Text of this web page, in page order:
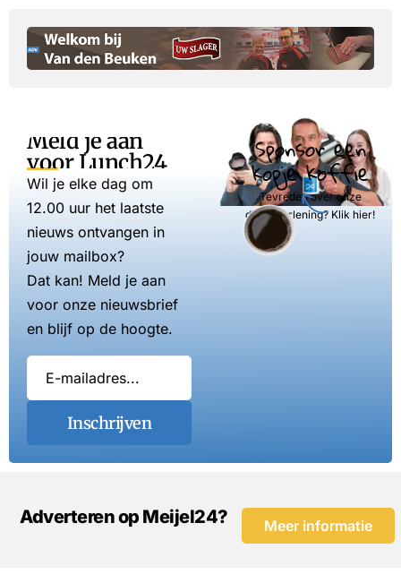
Meld je aan
voor Lunch24
Wil je elke dag om
12.00 uur het laatste
nieuws ontvangen in
jouw mailbox?
Dat kan! Meld je aan
voor onze nieuwsbrief
en blijf op de hoogte.
Inschrijven
Sponsor een
kopje koffie
Tevreden over onze
dienstverlening? Klik hier!
Adverteren op Meijel24? Meer informatie